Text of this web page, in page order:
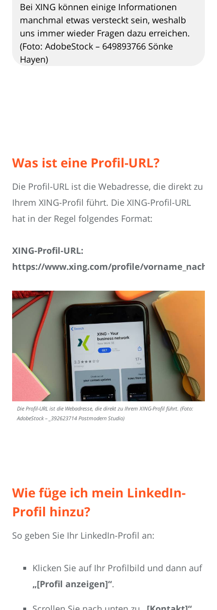
Bei XING können einige Informationen
manchmal etwas versteckt sein, weshalb
uns immer wieder Fragen dazu erreichen.
(Foto: AdobeStock – 649893766 Sönke
Hayen)
Was ist eine Profil-URL?
Die Profil-URL ist die Webadresse, die direkt zu
Ihrem XING-Profil führt. Die XING-Profil-URL
hat in der Regel folgendes Format:
XING-Profil-URL:
https://www.xing.com/profile/
Die Profil-URL ist die Webadresse, die direkt zu Ihrem XING-Profil führt. (Foto:
AdobeStock – _392623714 Postmodern Studio)
Wie füge ich mein LinkedIn-
Profil hinzu?
So geben Sie Ihr LinkedIn-Profil an:
Klicken Sie auf Ihr Profilbild und dann auf
„[Profil anzeigen]“.